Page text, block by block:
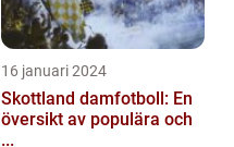
16 januari 2024
Skottland damfotboll: En
översikt av populära och
...